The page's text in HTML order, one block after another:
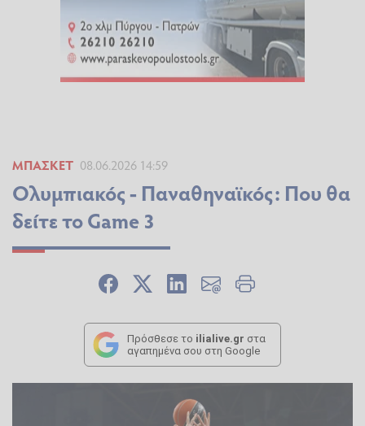
ΜΠΆΣΚΕΤ 08.06.2026 14:59
Ολυμπιακός - Παναθηναϊκός: Που θα
δείτε το Game 3
Πρόσθεσε το ilialive.gr στα
αγαπημένα σου στη Google